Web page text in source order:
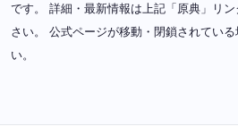
です。 詳細・最新情報は上記「原典」リ
さい。 公式ページが移動・閉鎖されている
い。